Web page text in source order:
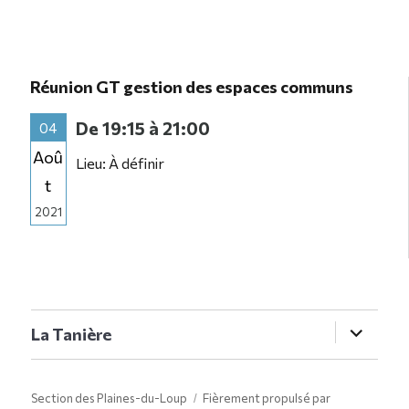
Réunion GT gestion des espaces communs
04
Aoû
t
2021
De 19:15 à 21:00
Lieu: À définir
La Tanière ouvrir
le
sous-
Section des Plaines-du-Loup
Fièrement propulsé par